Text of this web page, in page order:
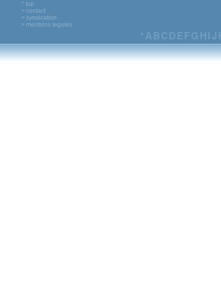
^ top
> contact
> syndication
> mentions legales
*ABCDEFG HIJ